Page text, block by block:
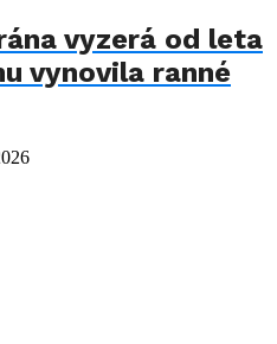
vyzerá od leta
vynovila ranné